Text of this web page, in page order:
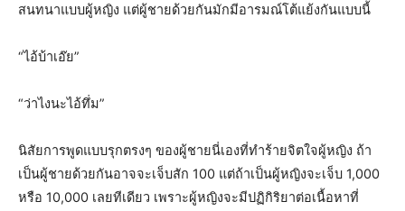
สนทนาแบบผู้หญิง แต่ผู้ชายด้วยกันมักมีอารมณ์โต้แย้งกันแบบนี้
“ไอ้บ้าเอ๊ย”
“ว่าไงนะไอ้ทึ่ม”
นิสัยการพูดแบบรุกตรงๆ ของผู้ชายนี่เองที่ทำร้ายจิตใจผู้หญิง ถ้า
เป็นผู้ชายด้วยกันอาจจะเจ็บสัก 100 แต่ถ้าเป็นผู้หญิงจะเจ็บ 1,000
หรือ 10,000 เลยทีเดียว เพราะผู้หญิงจะมีปฏิกิริยาต่อเนื้อหาที่